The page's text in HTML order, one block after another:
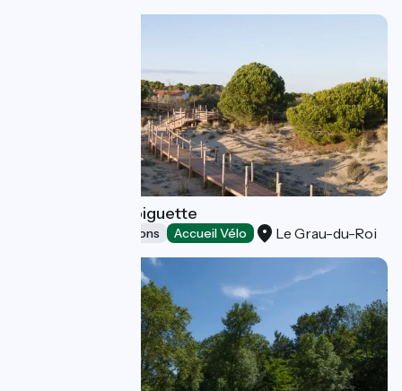
Le Phare de l'Espiguette
Museums & attractions Accueil Vélo Le Grau-du-Roi